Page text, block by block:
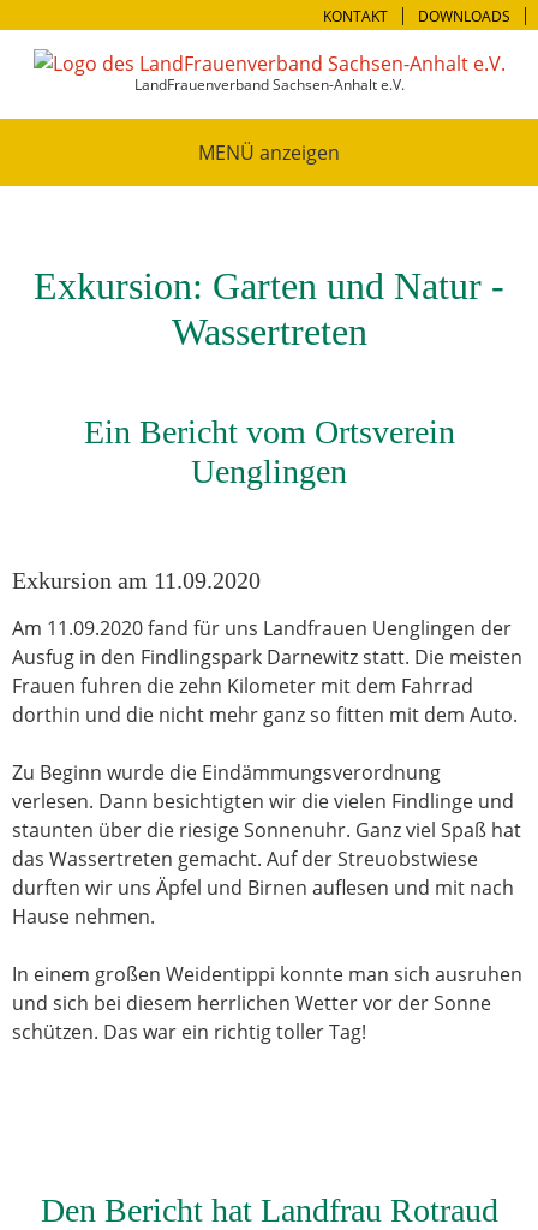
KONTAKT DOWNLOADS
LandFrauenverband Sachsen-Anhalt e.V.
MENÜ
Exkursion: Garten und Natur -
Wassertreten
Ein Bericht vom Ortsverein
Uenglingen
Exkursion am 11.09.2020
Am 11.09.2020 fand für uns Landfrauen Uenglingen der
Ausfug in den Findlingspark Darnewitz statt. Die meisten
Frauen fuhren die zehn Kilometer mit dem Fahrrad
dorthin und die nicht mehr ganz so fitten mit dem Auto.
Zu Beginn wurde die Eindämmungsverordnung
verlesen. Dann besichtigten wir die vielen Findlinge und
staunten über die riesige Sonnenuhr. Ganz viel Spaß hat
das Wassertreten gemacht. Auf der Streuobstwiese
durften wir uns Äpfel und Birnen auflesen und mit nach
Hause nehmen.
In einem großen Weidentippi konnte man sich ausruhen
und sich bei diesem herrlichen Wetter vor der Sonne
schützen. Das war ein richtig toller Tag!
Den Bericht hat Landfrau Rotraud